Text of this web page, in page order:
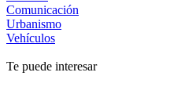
Comunicación
Urbanismo
Vehículos
Te puede interesar